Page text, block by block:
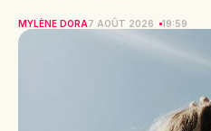
MYLÈNE DORA7 AOÛT 2026 19:59